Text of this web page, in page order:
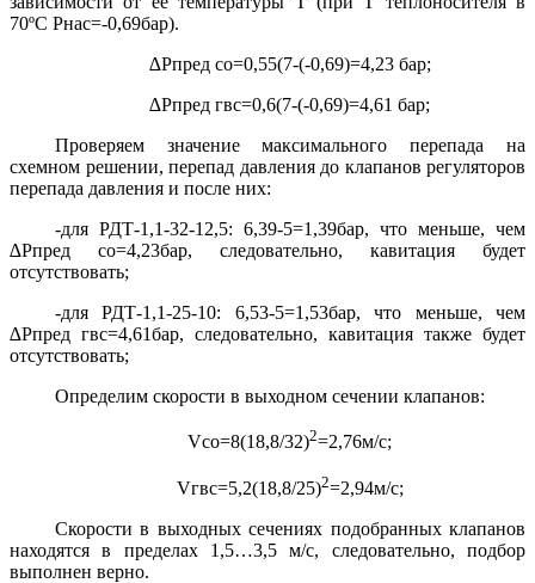
70ºС Pнас=-0,69бар).
∆Pпред со=0,55(7-(-0,69)=4,23 бар;
∆Pпред гвс=0,6(7-(-0,69)=4,61 бар;
Проверяем значение максимального перепада на
схемном решении, перепад давления до клапанов регуляторов
перепада давления и после них:
-для РДТ-1,1-32-12,5: 6,39-5=1,39бар, что меньше, чем
∆Pпред со=4,23бар, следовательно, кавитация будет
отсутствовать;
-для РДТ-1,1-25-10: 6,53-5=1,53бар, что меньше, чем
∆Pпред гвс=4,61бар, следовательно, кавитация также будет
отсутствовать;
Определим скорости в выходном сечении клапанов:
Vсо=8(18,8/32)2=2,76м/с;
Vгвс=5,2(18,8/25)2=2,94м/с;
Скорости в выходных сечениях подобранных клапанов
находятся в пределах 1,5…3,5 м/с, следовательно, подбор
выполнен верно.